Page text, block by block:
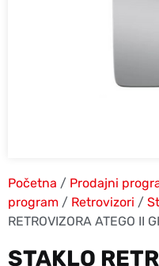
Početna / Prodajni
program / Retrovizori /
RETROVIZORA ATEGO II
STAKLO